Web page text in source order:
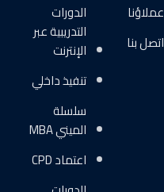
عملاؤنا
اتصل بنا
الدورات
التدريبية عبر
الإنترنت
تنفيذ داخلي
سلسلة
الميني MBA
اعتماد CPD